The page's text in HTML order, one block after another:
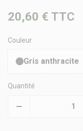
20,60 € TTC
Couleur
Gris anthracite
Quantité